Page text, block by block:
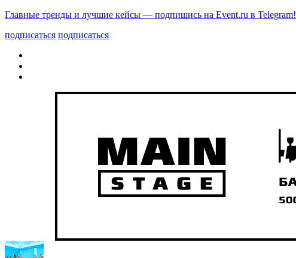
Главные тренды и лучшие кейсы — подпишись на Event.ru в Telegram!
подписаться подписаться